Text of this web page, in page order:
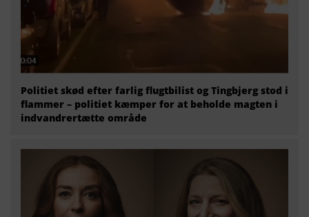
Politiet skød efter farlig flugtbilist og Tingbjerg stod i
flammer – politiet kæmper for at beholde magten i
indvandrertætte område